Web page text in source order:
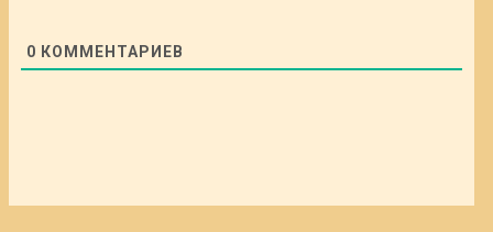
0 КОММЕНТАРИЕВ